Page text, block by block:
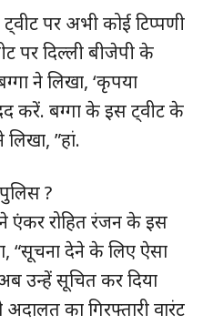
पर अभी कोई टिप्पणी
पर दिल्ली बीजेपी के
ने लिखा, ‘कृपया
करें. बग्गा के इस ट्वीट के
”हां.
?
एंकर रोहित रंजन के इस
“सूचना देने के लिए ऐसा
उन्हें सूचित कर दिया
का गिरफ्तारी वारंट